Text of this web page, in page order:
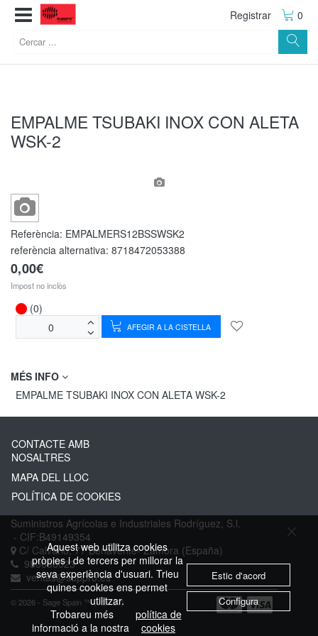
Registrar 0
EMPALME TSUBAKI INOX CON ALETA
WSK-2
Referència: EMPALMERS12BSSWSK2
referència alternativa: 8718472053388
0,00€
Impost no inclòs
(0)
AFEGIR A LA CISTELLA
MÉS INFO
EMPALME TSUBAKI INOX CON ALETA WSK-2
CONTACTE AMB
NOSALTRES
MAPA DEL LLOC
POLÍTICA DE COOKIES
Suministros Agrícolas e Industriales Rodríguez, S.l.
- CIF:B49149354
C/ Calvario, 77Benavente-Zamora (España)
980636023
ventas@suppro.es
© 2026 - Sage Spain ™ (v.20.27)
Aquest web utilitza cookies
pròpies i de tercers per millorar la
seva experiència d'usuari. Trieu
quines cookies ens permet
utilitzar.
Trobareu més
informació a la nostra
política de
cookies
Estic d'acord
Configura